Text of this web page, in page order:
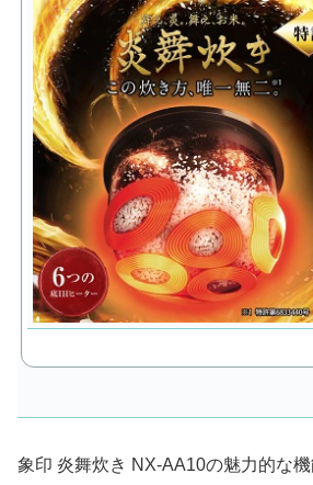
象印 炎舞炊き NX-AA10の魅力的な